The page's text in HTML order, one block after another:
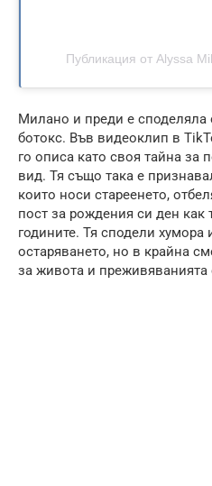
Публикация от Alyssa
Милано и преди е споделяла
ботокс. Във видеоклип в
го описа като своя тайна
вид. Тя също така е
които носи стареенето,
пост за рождения си ден как
годините. Тя сподели хумора
остаряването, но в крайна
за живота и преживяванията